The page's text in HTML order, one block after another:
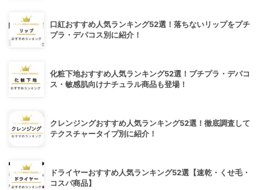
口紅おすすめ人気ランキング52選！落ちないリップをプチ
プラ・デパコス別に紹介！
化粧下地おすすめ人気ランキング52選！プチプラ・デパコ
ス・敏感肌向けナチュラル商品も登場！
クレンジングおすすめ人気ランキング52選！徹底調査して
テクスチャータイプ別に紹介！
ドライヤーおすすめ人気ランキング52選【速乾・くせ毛・
コスパ商品】